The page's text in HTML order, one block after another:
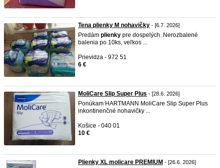
Tena plienky M nohavičky - [6.7. 2026]
Predám plienky pre dospelých. Nerozbalené
balenia po 10ks, veľkos ...
Prievidza - 972 51
6 €
MoliCare Slip Super Plus - [28.6. 2026]
Ponúkam HARTMANN MoliCare Slip Super Plus
inkontinenčné nohavičky ...
Košice - 040 01
10 €
Plienky XL molicare PREMIUM - [26.6. 2026]